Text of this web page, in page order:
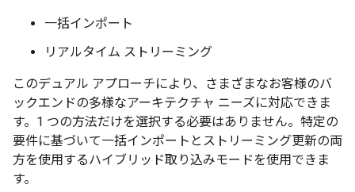
一括インポート
リアルタイム ストリーミング
このデュアル アプローチにより、さまざまなお客様のバ
ックエンドの多様なアーキテクチャ ニーズに対応できま
す。1 つの方法だけを選択する必要はありません。特定の
要件に基づいて一括インポートとストリーミング更新の両
方を使用するハイブリッド取り込みモードを使用できま
す。